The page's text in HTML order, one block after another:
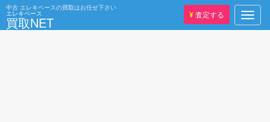
中古 エレキベースの買取はお任せ下さい
エレキベース
買取NET ¥査定する